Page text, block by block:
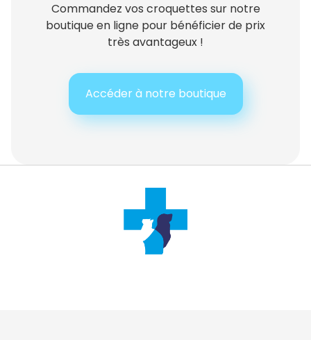
Commandez vos croquettes sur notre
boutique en ligne pour bénéficier de prix
très avantageux !
Accéder à notre boutique